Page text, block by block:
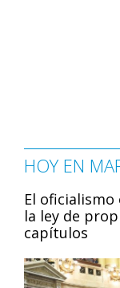
HOY EN
El
la ley de
capítulos